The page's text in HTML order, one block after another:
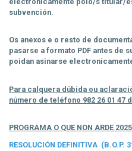
subvención.
Os anexos e o resto de
pasarse a formato PDF antes de
poidan asinarse
Para calquera dúbida ou
número de teléfono 982 26 01 47
PROGRAMA O QUE NON ARDE 2025
RESOLUCIÓN DEFINITIVA (B.O.P.